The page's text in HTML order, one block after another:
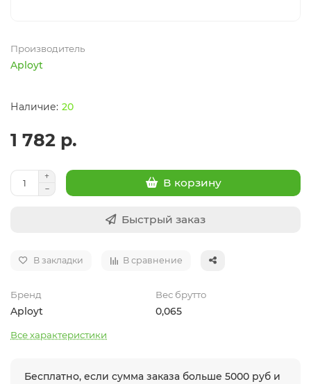
Производитель
Aployt
20
1 782 р.
В корзину
Быстрый заказ
В закладки В сравнение
Бренд
Aployt
Вес брутто
0,065
Все характеристики
Бесплатно, если сумма заказа больше 5000 руб и